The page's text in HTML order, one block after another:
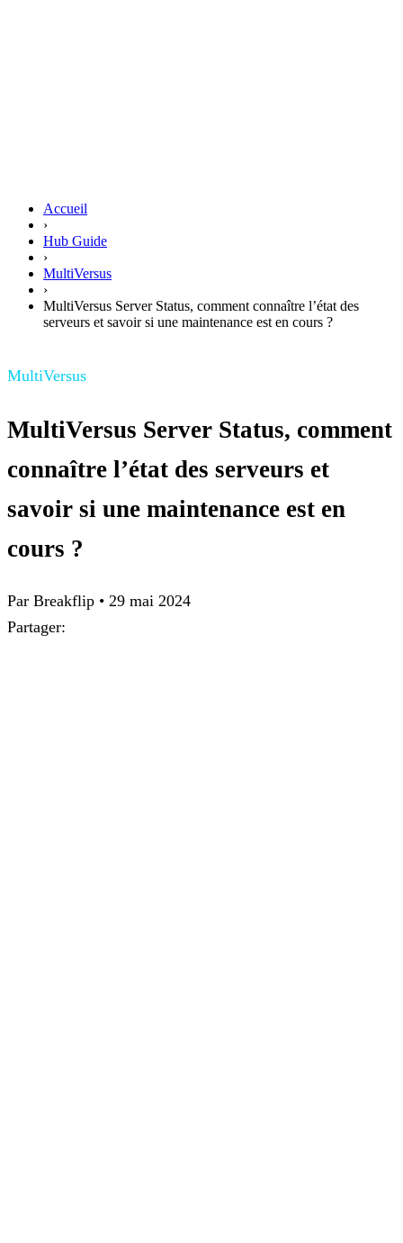
Accueil
›
Hub Guide
›
MultiVersus
›
MultiVersus Server Status, comment connaître l’état des
serveurs et savoir si une maintenance est en cours ?
MultiVersus
MultiVersus Server Status, comment
connaître l’état des serveurs et
savoir si une maintenance est en
cours ?
Par Breakflip • 29 mai 2024
Partager: